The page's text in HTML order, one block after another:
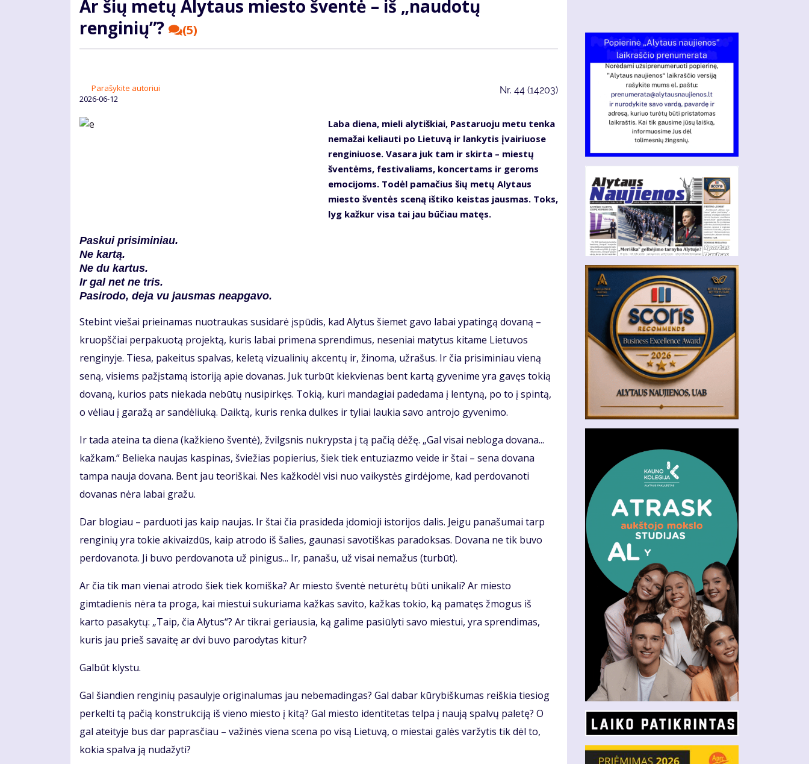
Ar šių metų Alytaus miesto šventė – iš „naudotų
renginių”?
(5)
Parašykite autoriui
2026-06-12
Nr. 44 (14203)
Laba diena, mieli alytiškiai, Pastaruoju metu tenka
nemažai keliauti po Lietuvą ir lankytis įvairiuose
renginiuose. Vasara juk tam ir skirta – miestų
šventėms, festivaliams, koncertams ir geroms
emocijoms. Todėl pamačius šių metų Alytaus
miesto šventės sceną ištiko keistas jausmas. Toks,
lyg kažkur visa tai jau būčiau matęs.
Paskui prisiminiau.
Ne kartą.
Ne du kartus.
Ir gal net ne tris.
Pasirodo, deja vu jausmas neapgavo.
Stebint viešai prieinamas nuotraukas susidarė įspūdis, kad Alytus šiemet gavo labai ypatingą dovaną –
kruopščiai perpakuotą projektą, kuris labai primena sprendimus, neseniai matytus kitame Lietuvos
renginyje. Tiesa, pakeitus spalvas, keletą vizualinių akcentų ir, žinoma, užrašus. Ir čia prisiminiau vieną
seną, visiems pažįstamą istoriją apie dovanas. Juk turbūt kiekvienas bent kartą gyvenime yra gavęs tokią
dovaną, kurios pats niekada nebūtų nusipirkęs. Tokią, kuri mandagiai padedama į lentyną, po to į spintą,
o vėliau į garažą ar sandėliuką. Daiktą, kuris renka dulkes ir tyliai laukia savo antrojo gyvenimo.
Ir tada ateina ta diena (kažkieno šventė), žvilgsnis nukrypsta į tą pačią dėžę. „Gal visai nebloga dovana...
kažkam.“ Belieka naujas kaspinas, šviežias popierius, šiek tiek entuziazmo veide ir štai – sena dovana
tampa nauja dovana. Bent jau teoriškai. Nes kažkodėl visi nuo vaikystės girdėjome, kad perdovanoti
dovanas nėra labai gražu.
Dar blogiau – parduoti jas kaip naujas. Ir štai čia prasideda įdomioji istorijos dalis. Jeigu panašumai tarp
renginių yra tokie akivaizdūs, kaip atrodo iš šalies, gaunasi savotiškas paradoksas. Dovana ne tik buvo
perdovanota. Ji buvo perdovanota už pinigus... Ir, panašu, už visai nemažus (turbūt).
Ar čia tik man vienai atrodo šiek tiek komiška? Ar miesto šventė neturėtų būti unikali? Ar miesto
gimtadienis nėra ta proga, kai miestui sukuriama kažkas savito, kažkas tokio, ką pamatęs žmogus iš
karto pasakytų: „Taip, čia Alytus“? Ar tikrai geriausia, ką galime pasiūlyti savo miestui, yra sprendimas,
kuris jau prieš savaitę ar dvi buvo parodytas kitur?
Galbūt klystu.
Gal šiandien renginių pasaulyje originalumas jau nebemadingas? Gal dabar kūrybiškumas reiškia tiesiog
perkelti tą pačią konstrukciją iš vieno miesto į kitą? Gal miesto identitetas telpa į naują spalvų paletę? O
gal ateityje bus dar paprasčiau – važinės viena scena po visą Lietuvą, o miestai galės varžytis tik dėl to,
kokia spalva ją nudažyti?